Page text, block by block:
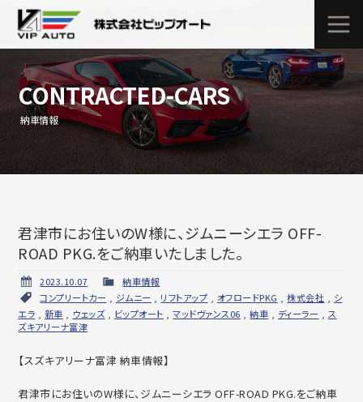
CONTRACTED-CARS
納車情報
君津市にお住いのW様に、ジムニーシエラ OFF-
ROAD PKG.をご納車いたしました。
2023.10.07
納車情報
コンプリートカー
ジムニー リフトアップ オフロードPKG ,株式会社
シ
エラ
新車 ウェッズ, ビップオート ,マッドヴァンス06 ,納車 ディーラー
ス
ズキアリーナ富津
【スズキアリーナ富津 納車情報】
君津市にお住いのW様に、ジムニーシエラ OFF-ROAD PKG.をご納車